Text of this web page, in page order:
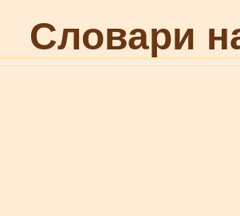
Словари